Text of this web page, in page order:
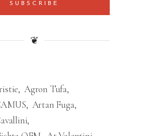
SUBSCRIBE
❦
Agron Tufa
Artan Fuga